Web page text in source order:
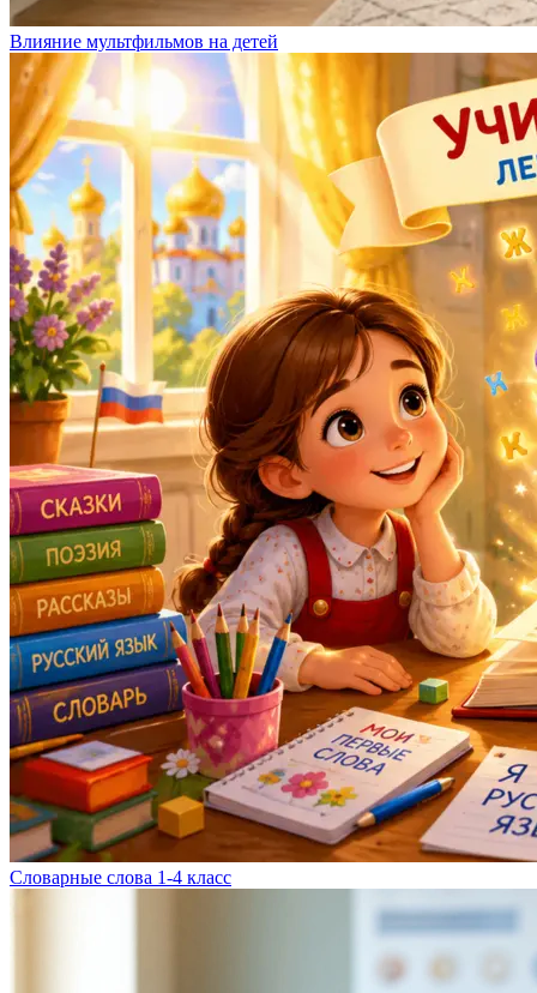
Влияние мультфильмов на детей
Словарные слова 1-4 класс